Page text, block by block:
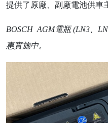
提供了原廠、副廠電池供車
BOSCH AGM電瓶 (LN3、
惠實施中。